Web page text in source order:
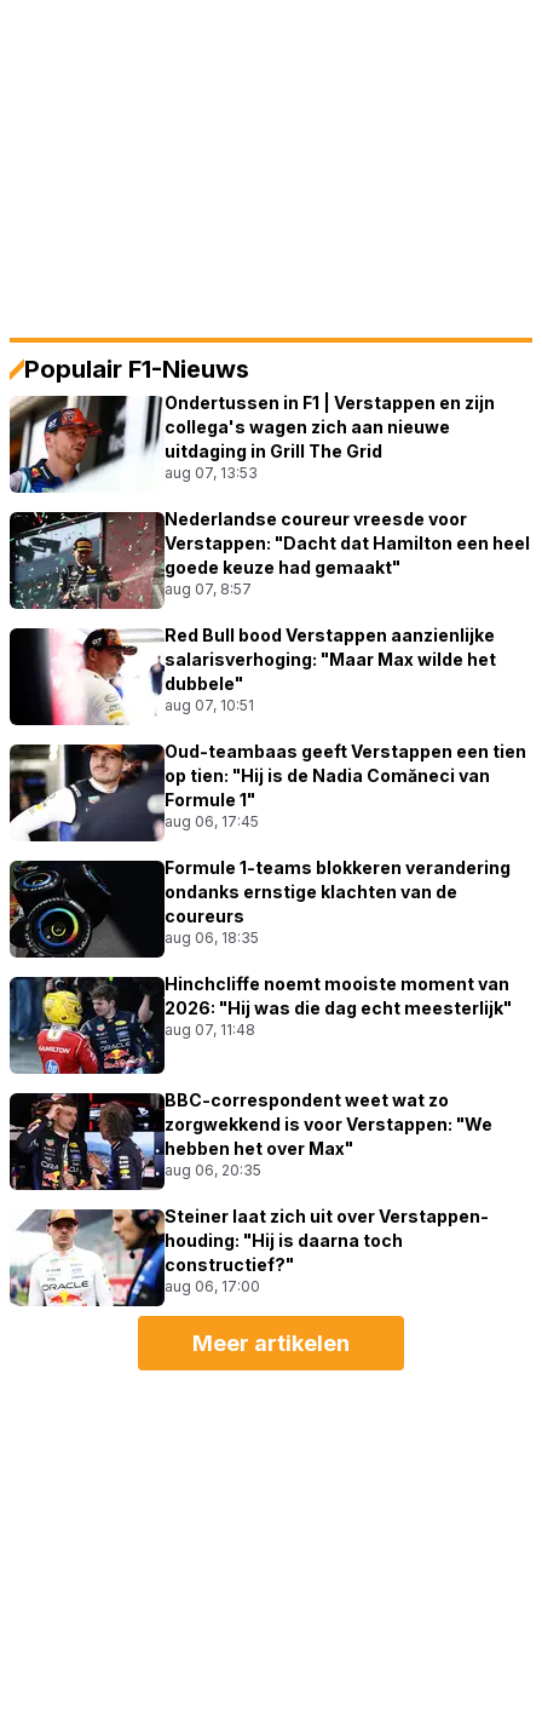
Populair F1-Nieuws
Ondertussen in F1 | Verstappen en zijn
collega's wagen zich aan nieuwe
uitdaging in Grill The Grid
aug 07, 13:53
Nederlandse coureur vreesde voor
Verstappen: "Dacht dat Hamilton een heel
goede keuze had gemaakt"
aug 07, 8:57
Red Bull bood Verstappen aanzienlijke
salarisverhoging: "Maar Max wilde het
dubbele"
aug 07, 10:51
Oud-teambaas geeft Verstappen een tien
op tien: "Hij is de Nadia Comăneci van
Formule 1"
aug 06, 17:45
Formule 1-teams blokkeren verandering
ondanks ernstige klachten van de
coureurs
aug 06, 18:35
Hinchcliffe noemt mooiste moment van
2026: "Hij was die dag echt meesterlijk"
aug 07, 11:48
BBC-correspondent weet wat zo
zorgwekkend is voor Verstappen: "We
hebben het over Max"
aug 06, 20:35
Steiner laat zich uit over Verstappen-
houding: "Hij is daarna toch
constructief?"
aug 06, 17:00
Meer artikelen